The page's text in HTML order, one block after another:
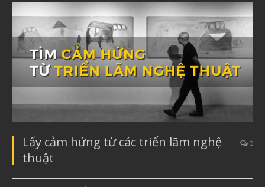
Lấy cảm hứng từ các triển lãm nghệ
thuật
0